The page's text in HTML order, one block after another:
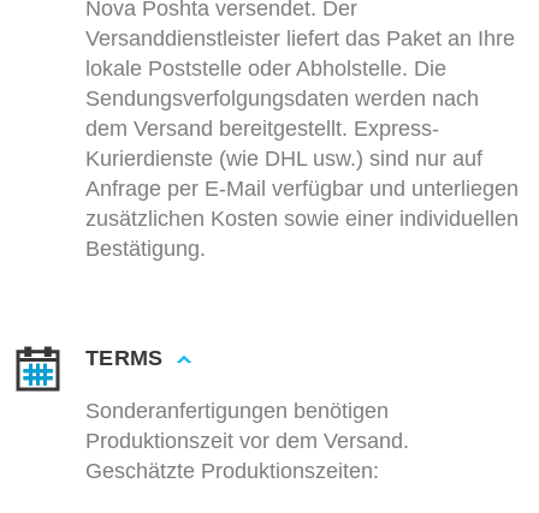
Nova Poshta versendet. Der
Versanddienstleister liefert das Paket an Ihre
lokale Poststelle oder Abholstelle. Die
Sendungsverfolgungsdaten werden nach
dem Versand bereitgestellt. Express-
Kurierdienste (wie DHL usw.) sind nur auf
Anfrage per E-Mail verfügbar und unterliegen
zusätzlichen Kosten sowie einer individuellen
Bestätigung.
TERMS
Sonderanfertigungen benötigen
Produktionszeit vor dem Versand.
Geschätzte Produktionszeiten: